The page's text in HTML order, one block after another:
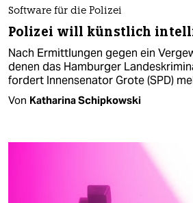
Software für die Polizei
Polizei will künstlich
Nach Ermittlungen gegen ein
denen das Hamburger
fordert Innensenator Grote (SPD)
Von Katharina Schipkowski